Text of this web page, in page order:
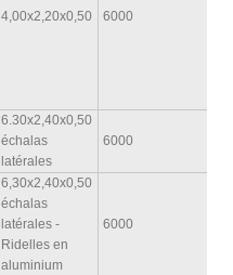
4,00x2,20x0,50 6000
6.30x2,40x0,50
échalas
latérales
6000
6,30x2,40x0,50
échalas
latérales -
Ridelles en
aluminium
6000